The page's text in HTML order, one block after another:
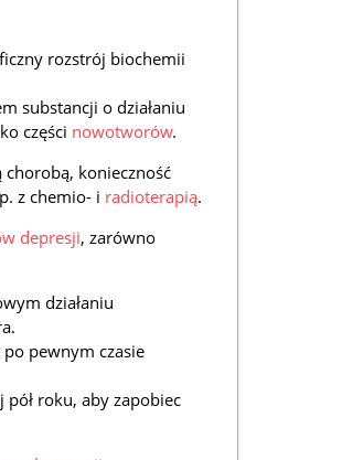
rozstrój biochemii
substancji o działaniu
części nowotworów.
konieczność
z chemio- i radioterapią.
depresji, zarówno
działaniu
pewnym czasie
roku, aby zapobiec